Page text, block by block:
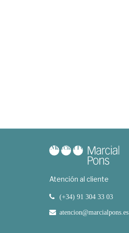
Atención al cliente
(+34) 91 304 33 03
atencion@marcialpons.es